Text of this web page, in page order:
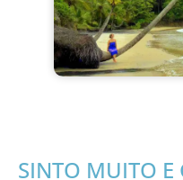
SINTO MUITO E